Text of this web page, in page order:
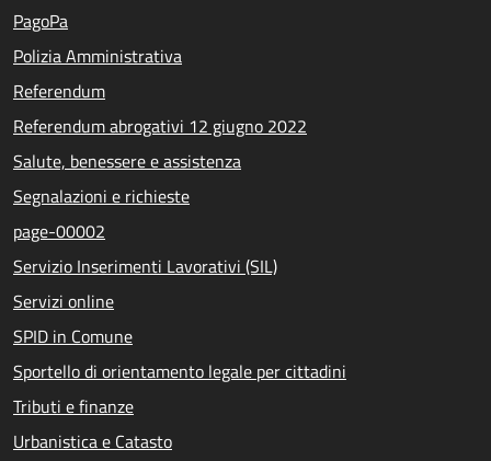
PagoPa
Polizia Amministrativa
Referendum
Referendum abrogativi 12 giugno 2022
Salute, benessere e assistenza
Segnalazioni e richieste
page-00002
Servizio Inserimenti Lavorativi (SIL)
Servizi online
SPID in Comune
Sportello di orientamento legale per cittadini
Tributi e finanze
Urbanistica e Catasto